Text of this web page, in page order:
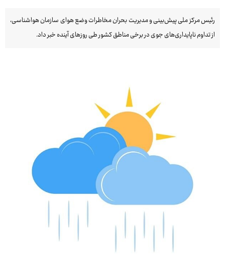
رئیس مرکز ملی پیش‌بینی و مدیریت بحران مخاطرات وضع هوای سازمان هواشناسی،
از تداوم ناپایداری‌های جوی در برخی مناطق کشور طی روزهای آینده خبر داد.